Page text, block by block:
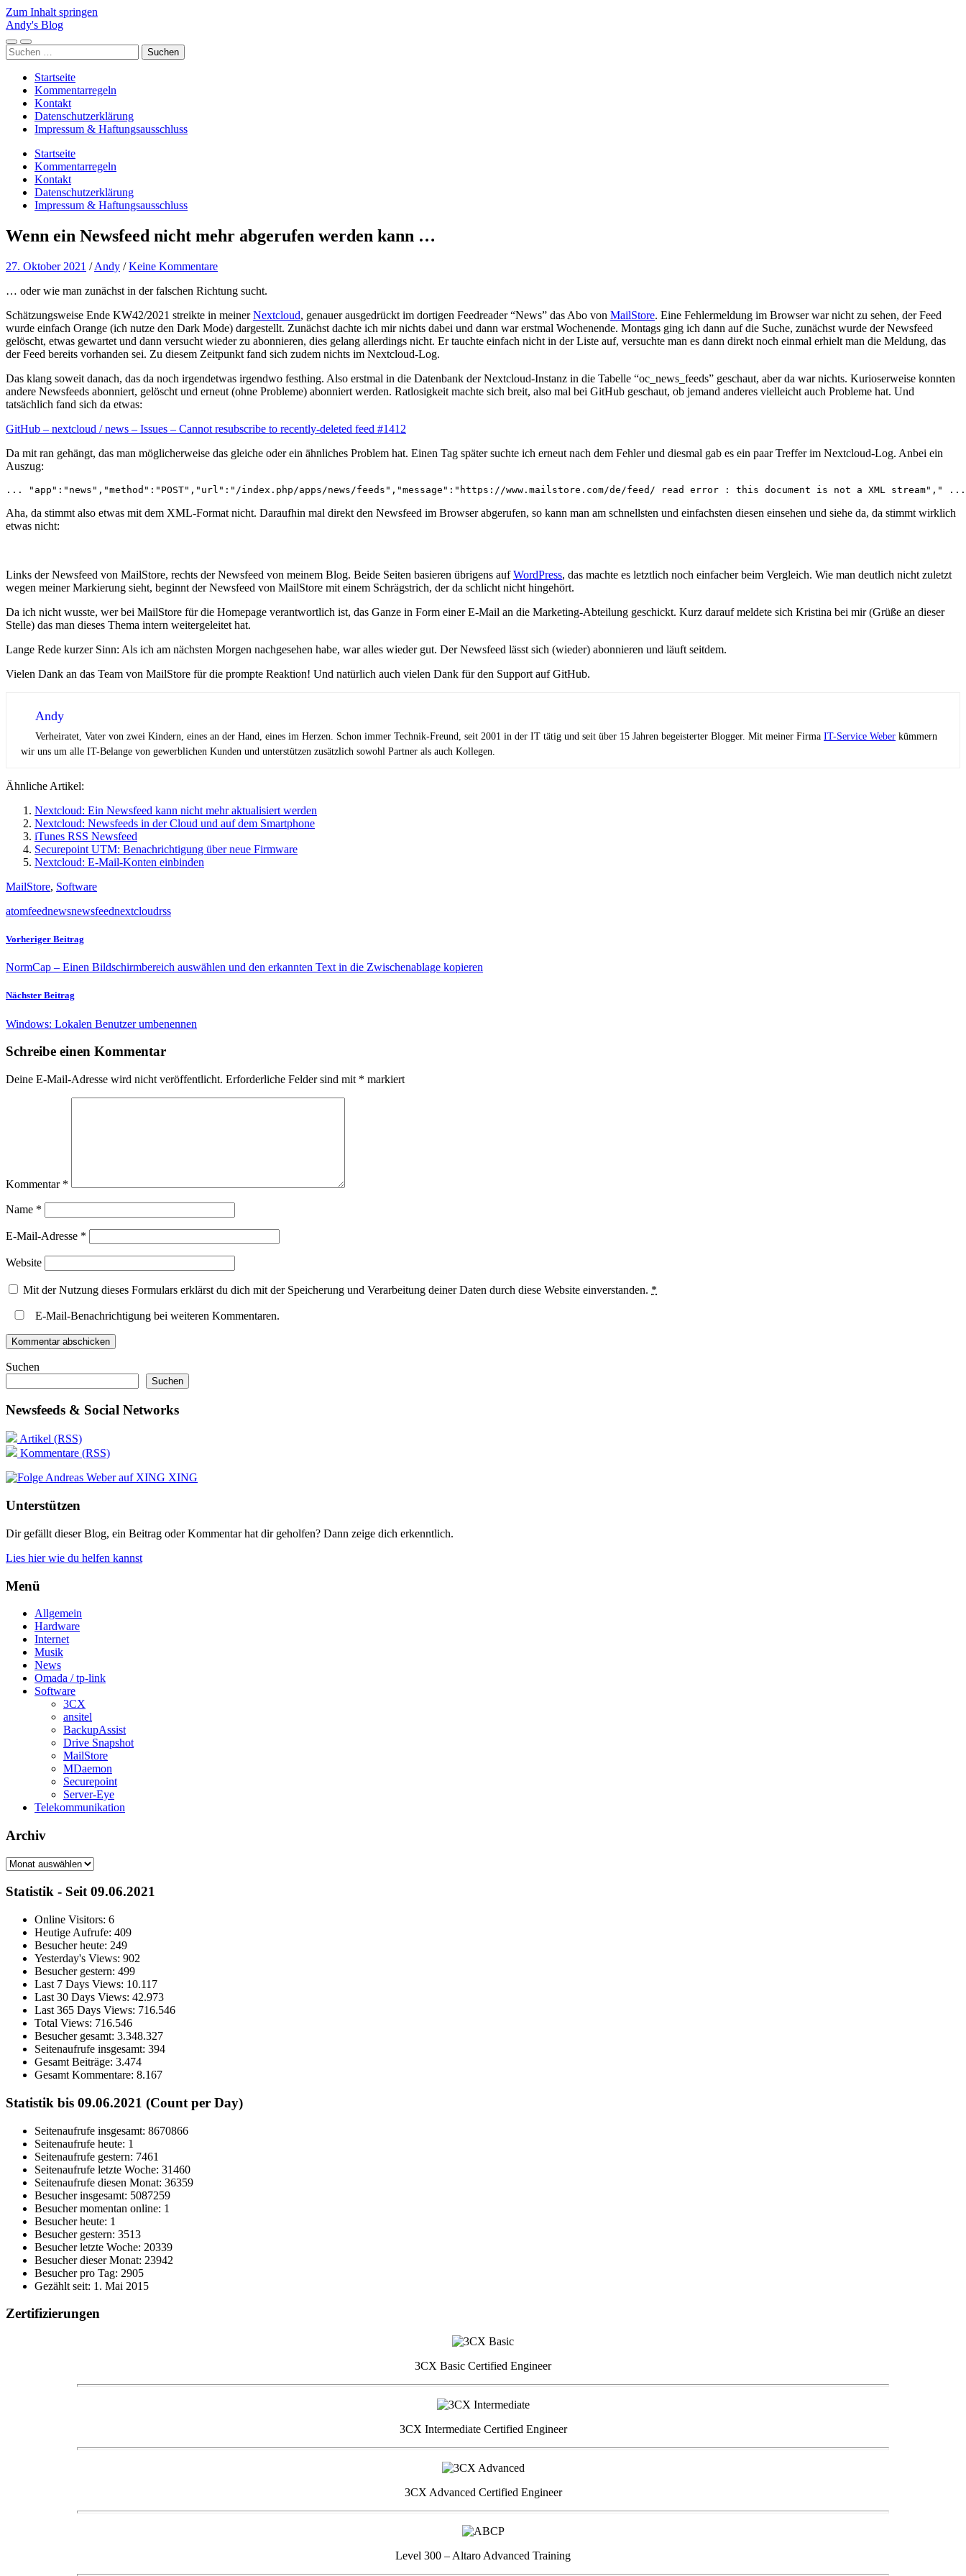
Zum Inhalt springen
Andy's Blog
Mobile-
Menü
Suchfeld
ein-/ausblenden
Suchen
nach:
Startseite
Kommentarregeln
Kontakt
Datenschutzerklärung
Impressum & Haftungsausschluss
Startseite
Kommentarregeln
Kontakt
Datenschutzerklärung
Impressum & Haftungsausschluss
Wenn ein Newsfeed nicht mehr abgerufen werden kann …
27. Oktober 2021 /Andy /Keine Kommentare
… oder wie man zunächst in der falschen Richtung sucht.
Schätzungsweise Ende KW42/2021 streikte in meinerNextcloud, genauer ausgedrückt im dortigen Feedreader “News” das Abo von MailStore. Eine Fehlermeldung im Browser war nicht zu sehen, der Feed
wurde einfach Orange (ich nutze den Dark Mode) dargestellt. Zunächst dachte ich mir nichts dabei und dann war erstmal Wochenende. Montags ging ich dann auf die Suche, zunächst wurde der Newsfeed
gelöscht, etwas gewartet und dann versucht wieder zu abonnieren, dies gelang allerdings nicht. Er tauchte einfach nicht in der Liste auf, versuchte man es dann direkt noch einmal erhielt man die Meldung, das
der Feed bereits vorhanden sei. Zu diesem Zeitpunkt fand sich zudem nichts im Nextcloud-Log.
Das klang soweit danach, das da noch irgendetwas irgendwo festhing. Also erstmal in die Datenbank der Nextcloud-Instanz in die Tabelle “oc_news_feeds” geschaut, aber da war nichts. Kurioserweise konnten
andere Newsfeeds abonniert, gelöscht und erneut (ohne Probleme) abonniert werden. Ratlosigkeit machte sich breit, also mal bei GitHub geschaut, ob jemand anderes vielleicht auch Probleme hat. Und
tatsächlich fand sich da etwas:
GitHub – nextcloud / news – Issues – Cannot resubscribe to recently-deleted feed #1412
Da mit ran gehängt, das man möglicherweise das gleiche oder ein ähnliches Problem hat. Einen Tag später suchte ich erneut nach dem Fehler und diesmal gab es ein paar Treffer im Nextcloud-Log. Anbei ein
Auszug:
... "app":"news","method":"POST","url":"/index.php/apps/news/feeds","message":"https://www.mailstore.com/de/feed/ read error : this document is not a XML stream"," ...
Aha, da stimmt also etwas mit dem XML-Format nicht. Daraufhin mal direkt den Newsfeed im Browser abgerufen, so kann man am schnellsten und einfachsten diesen einsehen und siehe da, da stimmt wirklich
etwas nicht:
Links der Newsfeed von MailStore, rechts der Newsfeed von meinem Blog. Beide Seiten basieren übrigens aufWordPress, das machte es letztlich noch einfacher beim Vergleich. Wie man deutlich nicht zuletzt
wegen meiner Markierung sieht, beginnt der Newsfeed von MailStore mit einem Schrägstrich, der da schlicht nicht hingehört.
Da ich nicht wusste, wer bei MailStore für die Homepage verantwortlich ist, das Ganze in Form einer E-Mail an die Marketing-Abteilung geschickt. Kurz darauf meldete sich Kristina bei mir (Grüße an dieser
Stelle) das man dieses Thema intern weitergeleitet hat.
Lange Rede kurzer Sinn: Als ich am nächsten Morgen nachgesehen habe, war alles wieder gut. Der Newsfeed lässt sich (wieder) abonnieren und läuft seitdem.
Vielen Dank an das Team von MailStore für die prompte Reaktion! Und natürlich auch vielen Dank für den Support auf GitHub.
Andy
Verheiratet, Vater von zwei Kindern, eines an der Hand, eines im Herzen. Schon immer Technik-Freund, seit 2001 in der IT tätig und seit über 15 Jahren begeisterter Blogger. Mit meiner Firma IT-Service Weber kümmern
wir uns um alle IT-Belange von gewerblichen Kunden und unterstützen zusätzlich sowohl Partner als auch Kollegen.
Ähnliche Artikel:
Nextcloud: Ein Newsfeed kann nicht mehr aktualisiert werden
Nextcloud: Newsfeeds in der Cloud und auf dem Smartphone
iTunes RSS Newsfeed
Securepoint UTM: Benachrichtigung über neue Firmware
Nextcloud: E-Mail-Konten einbinden
MailStore, Software
atomfeednewsnewsfeednextcloudrss
Vorheriger Beitrag
NormCap – Einen Bildschirmbereich auswählen und den erkannten Text in die Zwischenablage kopieren
Nächster Beitrag
Windows: Lokalen Benutzer umbenennen
Schreibe einen Kommentar
Deine E-Mail-Adresse wird nicht veröffentlicht. Erforderliche Felder sind mit * markiert
Kommentar *
Name *
E-Mail-Adresse *
Website
Mit der Nutzung dieses Formulars erklärst du dich mit der Speicherung und Verarbeitung deiner Daten durch diese Website einverstanden. *
E-Mail-Benachrichtigung bei weiteren Kommentaren.
Suchen
Suchen
Newsfeeds & Social Networks
Artikel (RSS)
Kommentare (RSS)
XING
Unterstützen
Dir gefällt dieser Blog, ein Beitrag oder Kommentar hat dir geholfen? Dann zeige dich erkenntlich.
Lies hier wie du helfen kannst
Menü
Allgemein
Hardware
Internet
Musik
News
Omada / tp-link
Software
3CX
ansitel
BackupAssist
Drive Snapshot
MailStore
MDaemon
Securepoint
Server-Eye
Telekommunikation
Archiv
Archiv
Statistik - Seit 09.06.2021
Online Visitors: 6
Heutige Aufrufe: 409
Besucher heute: 249
Yesterday's Views: 902
Besucher gestern: 499
Last 7 Days Views: 10.117
Last 30 Days Views: 42.973
Last 365 Days Views: 716.546
Total Views: 716.546
Besucher gesamt: 3.348.327
Seitenaufrufe insgesamt: 394
Gesamt Beiträge: 3.474
Gesamt Kommentare: 8.167
Statistik bis 09.06.2021 (Count per Day)
Seitenaufrufe insgesamt: 8670866
Seitenaufrufe heute: 1
Seitenaufrufe gestern: 7461
Seitenaufrufe letzte Woche: 31460
Seitenaufrufe diesen Monat: 36359
Besucher insgesamt: 5087259
Besucher momentan online: 1
Besucher heute: 1
Besucher gestern: 3513
Besucher letzte Woche: 20339
Besucher dieser Monat: 23942
Besucher pro Tag: 2905
Gezählt seit: 1. Mai 2015
Zertifizierungen
3CX Basic Certified Engineer
3CX Intermediate Certified Engineer
3CX Advanced Certified Engineer
Level 300 – Altaro Advanced Training